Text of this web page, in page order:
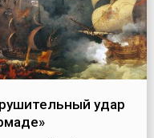
удар